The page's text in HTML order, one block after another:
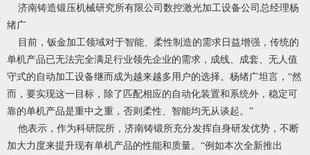
济南铸造锻压机械研究所有限公司数控激光加工设备公司总经理杨
绪广
目前，钣金加工领域对于智能、柔性制造的需求日益增强，传统的
单机产品已无法完全满足行业领先企业的需求，成线、成套、无人值
守式的自动加工设备继而成为越来越多用户的选择。杨绪广坦言，“然
而，要实现这一目标，除了匹配相应的自动化装置和系统外，稳定可
靠的单机产品是重中之重，否则柔性、智能均无从谈起。”
他表示，作为科研院所，济南铸锻所充分发挥自身研发优势，不断
加大力度来提升现有单机产品的性能和质量。“例如本次全新推出